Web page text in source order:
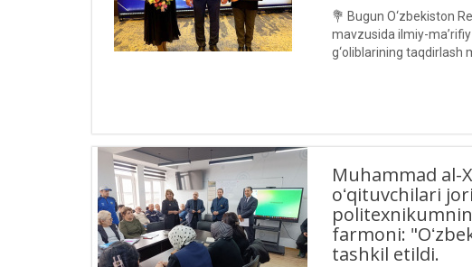
💐 Bugun O‘zbekiston
mavzusida ilmiy-
g‘oliblarining taqdirlash
Muhammad al-
oʻqituvchilari
farmoni:
tashkil etildi.